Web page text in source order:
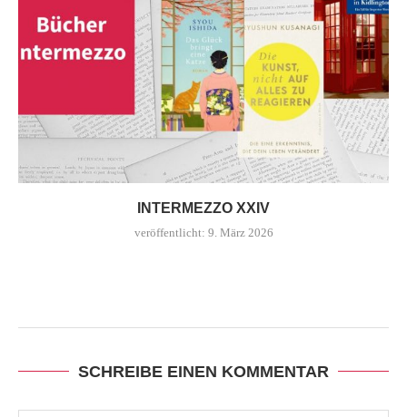
INTERMEZZO XXIV
veröffentlicht: 9. März 2026
SCHREIBE EINEN KOMMENTAR